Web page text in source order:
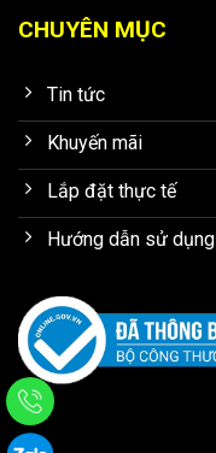
CHUYÊN MỤC
Tin tức
Khuyến mãi
Lắp đặt thực tế
Hướng dẫn sử dụng